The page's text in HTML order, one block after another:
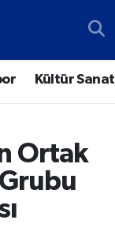
Kültür Sanat
Ortak